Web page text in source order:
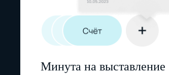
Минута на выставление